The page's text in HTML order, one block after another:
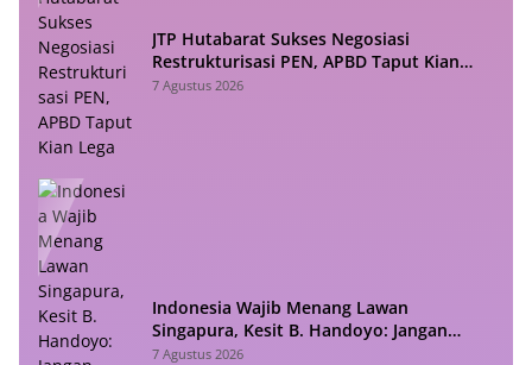
JTP Hutabarat Sukses Negosiasi
Restrukturisasi PEN, APBD Taput Kian
Lega
7 Agustus 2026
Indonesia Wajib Menang Lawan
Singapura, Kesit B. Handoyo: Jangan
Sampai Tekanan Jadi Bumerang
7 Agustus 2026